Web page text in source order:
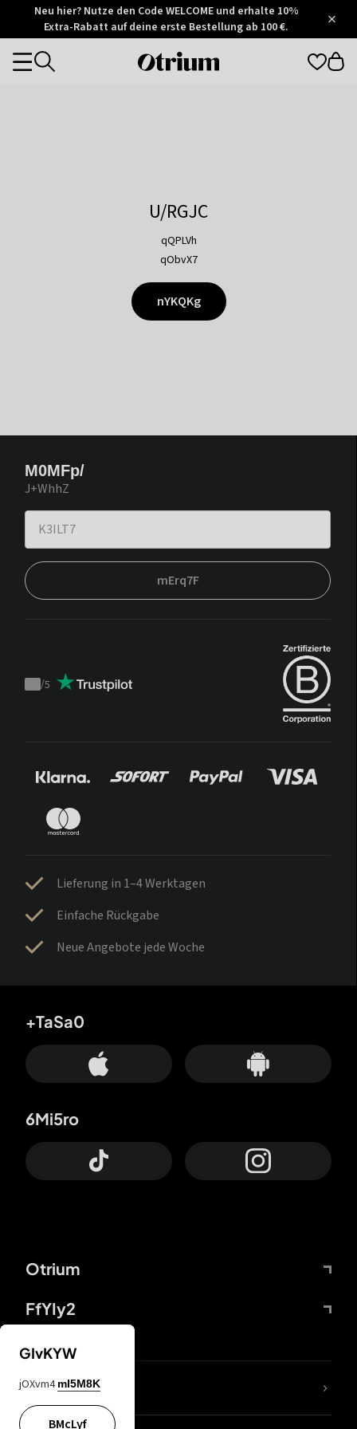
Otrium
Trustpilot
Neu hier? Nutze den Code WELCOME und erhalte 10%
Extra-Rabatt auf deine erste Bestellung ab 100 €.
Otrium
Categories
U/RGJC
qQPLVh
qObvX7
nYKQKg
M0MFp/
J+WhhZ
mErq7F
Trustpilot
/5
Lieferung in 1–4 Werktagen
Einfache Rückgabe
Neue Angebote jede Woche
Otrium
FfYIy2
+TaSa0
6Mi5ro
DDcvSo
GIvKYW
jOXvm4 mI5M8K
BMcLyf